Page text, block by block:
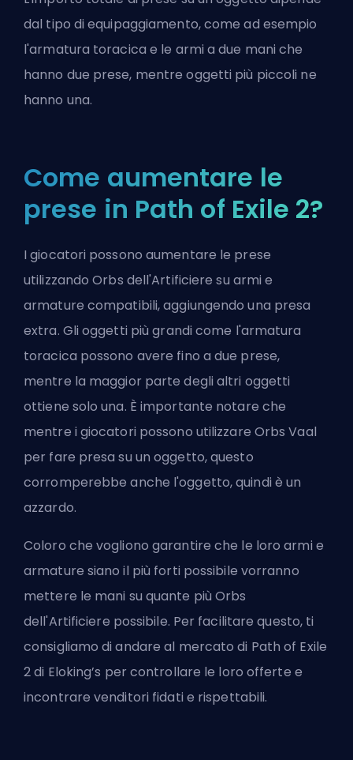
dal tipo di equipaggiamento, come ad esempio
l'armatura toracica e le armi a due mani che
hanno due prese, mentre oggetti più piccoli ne
hanno una.
Come aumentare le
prese in Path of Exile 2?
I giocatori possono aumentare le prese
utilizzando Orbs dell'Artificiere su armi e
armature compatibili, aggiungendo una presa
extra. Gli oggetti più grandi come l'armatura
toracica possono avere fino a due prese,
mentre la maggior parte degli altri oggetti
ottiene solo una. È importante notare che
mentre i giocatori possono utilizzare Orbs Vaal
per fare presa su un oggetto, questo
corromperebbe anche l'oggetto, quindi è un
azzardo.
Coloro che vogliono garantire che le loro armi e
armature siano il più forti possibile vorranno
mettere le mani su quante più Orbs
dell'Artificiere possibile. Per facilitare questo, ti
consigliamo di andare al mercato di Path of Exile
2 di Eloking’s per controllare le loro offerte e
incontrare venditori fidati e rispettabili.